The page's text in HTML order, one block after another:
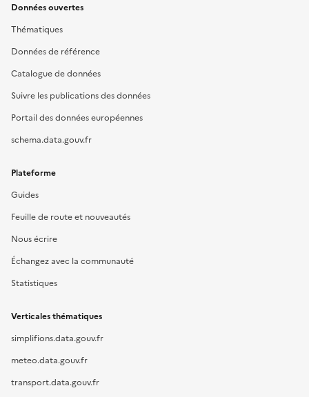
Données ouvertes
Thématiques
Données de référence
Catalogue de données
Suivre les publications des données
Portail des données européennes
schema.data.gouv.fr
Plateforme
Guides
Feuille de route et nouveautés
Nous écrire
Échangez avec la communauté
Statistiques
Verticales thématiques
simplifions.data.gouv.fr
meteo.data.gouv.fr
transport.data.gouv.fr